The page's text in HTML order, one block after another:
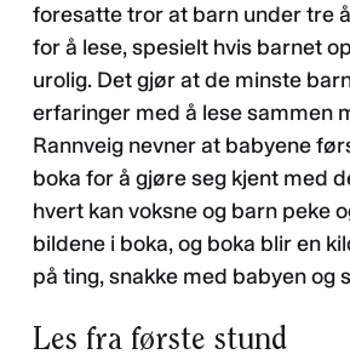
foresatte tror at barn under tre
for å lese, spesielt hvis barnet
urolig. Det gjør at de minste
erfaringer med å lese sammen
Rannveig nevner at babyene
boka for å gjøre seg kjent med
hvert kan voksne og barn peke
bildene i boka, og boka blir en
på ting, snakke med babyen og
Les fra første stund